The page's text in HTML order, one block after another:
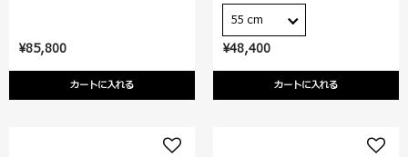
¥85,800
カートに入れる
¥48,400
カートに入れる
55 cm